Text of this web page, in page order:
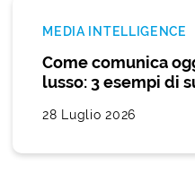
MEDIA INTELLIGENCE
Come comunica
lusso: 3 esempi di
28 Luglio 2026